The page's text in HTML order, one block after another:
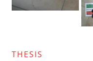
THESIS